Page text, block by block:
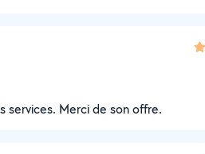
services. Merci de son offre.